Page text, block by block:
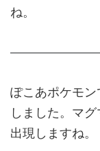
ね。
ぽこあポケモ
しました。マ
出現しますね。